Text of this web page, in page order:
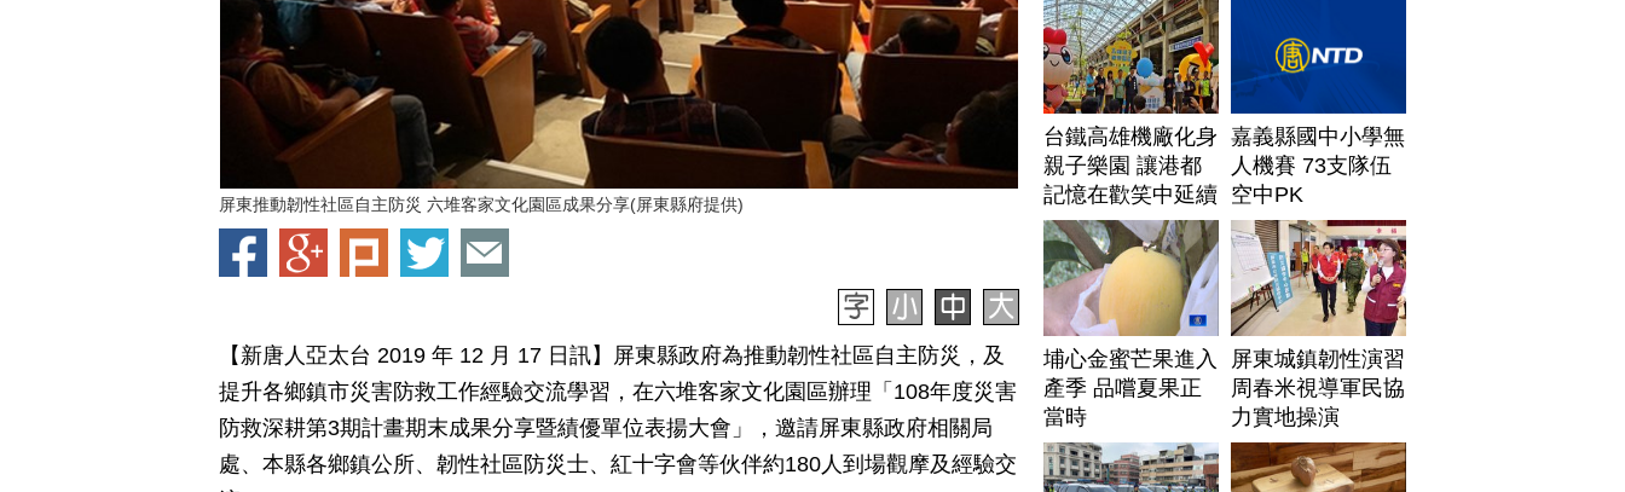
屏東推動韌性社區自主防災 六堆客家文化園區成果分享(屏東縣府提供)
【新唐人亞太台 2019 年 12 月 17 日訊】屏東縣政府為推動韌性社區自主防災，及
提升各鄉鎮市災害防救工作經驗交流學習，在六堆客家文化園區辦理「108年度災害
防救深耕第3期計畫期末成果分享暨績優單位表揚大會」，邀請屏東縣政府相關局
處、本縣各鄉鎮公所、韌性社區防災士、紅十字會等伙伴約180人到場觀摩及經驗交
台鐵高雄機廠化身
親子樂園 讓港都
記憶在歡笑中延續
嘉義縣國中小學無
人機賽 73支隊伍
空中PK
埔心金蜜芒果進入
產季 品嚐夏果正
當時
屏東城鎮韌性演習
周春米視導軍民協
力實地操演